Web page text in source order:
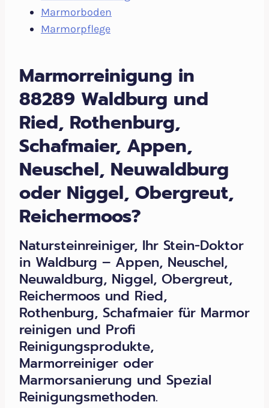
Marmorboden
Marmorpflege
Marmorreinigung in
88289 Waldburg und
Ried, Rothenburg,
Schafmaier, Appen,
Neuschel, Neuwaldburg
oder Niggel, Obergreut,
Reichermoos?
Natursteinreiniger, Ihr Stein-Doktor
in Waldburg – Appen, Neuschel,
Neuwaldburg, Niggel, Obergreut,
Reichermoos und Ried,
Rothenburg, Schafmaier für Marmor
reinigen und Profi
Reinigungsprodukte,
Marmorreiniger oder
Marmorsanierung und Spezial
Reinigungsmethoden.